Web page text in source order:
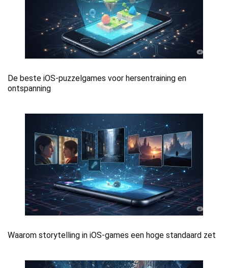
De beste iOS-puzzelgames voor hersentraining en
ontspanning
Waarom storytelling in iOS-games een hoge standaard zet